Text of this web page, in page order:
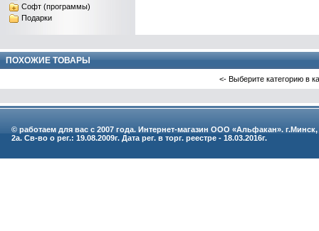
Софт (программы)
Подарки
ПОХОЖИЕ ТОВАРЫ
<- Выберите категорию в
© работаем для вас с 2007 года. Интернет-магазин ООО «Альфакан».
2а. Св-во о рег.: 19.08.2009г. Дата рег. в торг. реестре - 18.03.2016г.